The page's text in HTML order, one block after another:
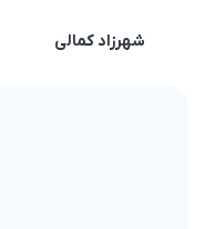
شهرزاد کمالی